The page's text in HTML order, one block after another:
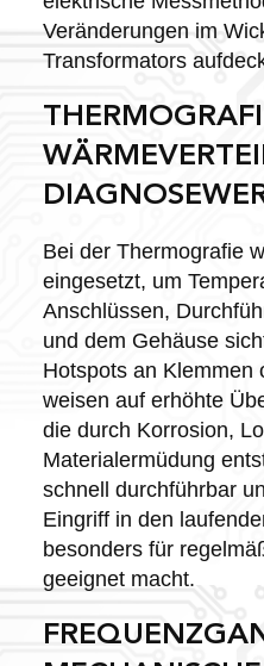
Veränderungen im
Transformators
Bei der Thermografie
eingesetzt, um
Anschlüssen,
und dem Gehäuse
Hotspots an Klemmen
weisen auf erhöhte
die durch Korrosion,
Materialermüdung
schnell durchführbar
Eingriff in den
besonders für
geeignet macht.